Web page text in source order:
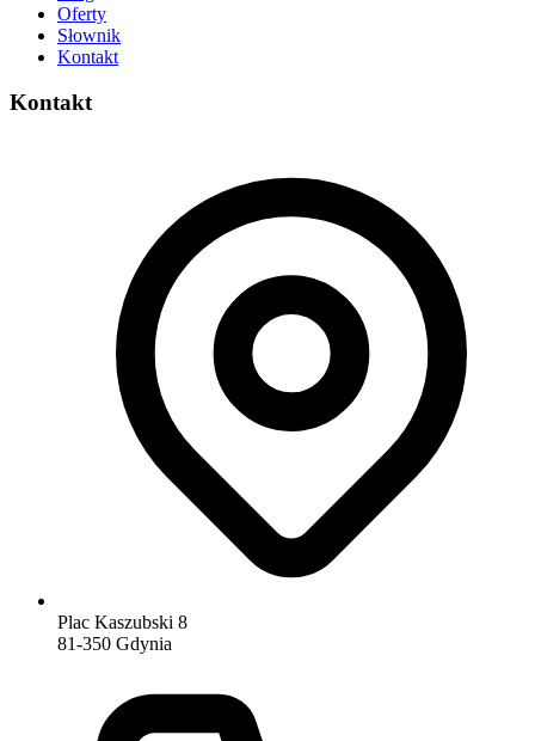
Oferty
Słownik
Kontakt
Kontakt
Plac Kaszubski 8
81-350 Gdynia